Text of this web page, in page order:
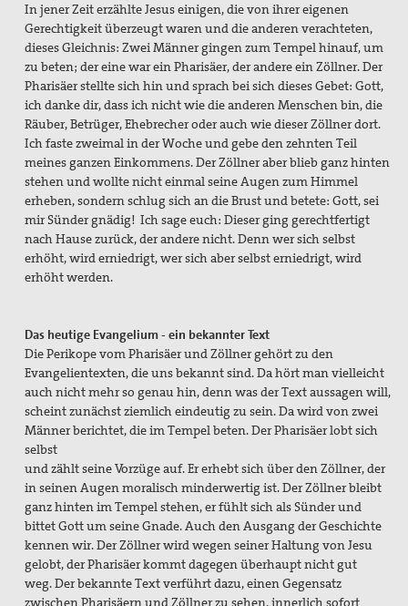
In jener Zeit erzählte Jesus einigen, die von ihrer eigenen
Gerechtigkeit überzeugt waren und die anderen verachteten,
dieses Gleichnis: Zwei Männer gingen zum Tempel hinauf, um
zu beten; der eine war ein Pharisäer, der andere ein Zöllner. Der
Pharisäer stellte sich hin und sprach bei sich dieses Gebet: Gott,
ich danke dir, dass ich nicht wie die anderen Menschen bin, die
Räuber, Betrüger, Ehebrecher oder auch wie dieser Zöllner dort.
Ich faste zweimal in der Woche und gebe den zehnten Teil
meines ganzen Einkommens. Der Zöllner aber blieb ganz hinten
stehen und wollte nicht einmal seine Augen zum Himmel
erheben, sondern schlug sich an die Brust und betete: Gott, sei
mir Sünder gnädig! Ich sage euch: Dieser ging gerechtfertigt
nach Hause zurück, der andere nicht. Denn wer sich selbst
erhöht, wird erniedrigt, wer sich aber selbst erniedrigt, wird
erhöht werden.
Das heutige Evangelium - ein bekannter Text
Die Perikope vom Pharisäer und Zöllner gehört zu den
Evangelientexten, die uns bekannt sind. Da hört man vielleicht
auch nicht mehr so genau hin, denn was der Text aussagen will,
scheint zunächst ziemlich eindeutig zu sein.Da wird von zwei
Männer berichtet, die im Tempel beten. Der Pharisäer lobt sich
selbst
und zählt seine Vorzüge auf. Er erhebt sich über den Zöllner, der
in seinen Augenmoralisch minderwertig ist. Der Zöllner bleibt
ganz hinten im Tempel stehen, er fühlt sich als Sünder und
bittet Gott um seine Gnade. Auch den Ausgang der Geschichte
kennen wir. Der Zöllner wird wegen seiner Haltung von Jesu
gelobt, der Pharisäer kommt dagegen überhaupt nicht gut
weg.Der bekannte Text verführt dazu, einen Gegensatz
zwischen Pharisäern und Zöllner zu sehen, innerlich sofort